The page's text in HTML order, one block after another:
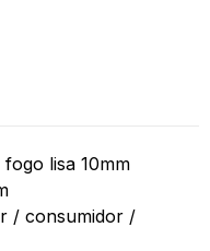
fogo lisa 10mm
/ consumidor /